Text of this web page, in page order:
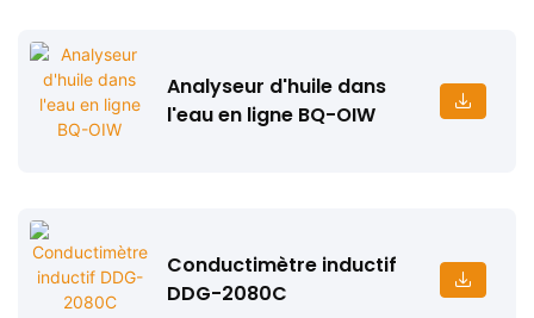
Analyseur d'huile dans
l'eau en ligne BQ-OIW
Conductimètre inductif
DDG-2080C